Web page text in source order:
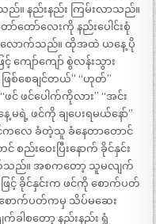
။ နည်းနည်း ကြမ်းလာသည်။
တော်လေးကို နည်းပေါင်းစုံ
ယူလောက်သည်။ ထိုအထဲ ယနေ့ ပို
ကျော်ကျော် စွဲလန်းသွား
ဖြစ်စေချင်တယ်” “ဟုတ်”
ဖင် ဖင်ပေါက်ကိုလား” “အင်း
မရဲ့ ဖင်ကို ချပေးရမယ်နော်”
င်ကလေ ခံတဲ့သူ ခံနေတာတောင်
းဝေးပြီးနောက် ခိုင်နှင်း
က်သည်။ အစကတော့ သူမလျက်
ြင့် ခိုင်နှင်းက ဖင်ကို စောက်ပတ်
စောက်ပတ်ကမှ သိပ်မဆေး
က်ခါစတော့ နည်းနည်း ရွံ